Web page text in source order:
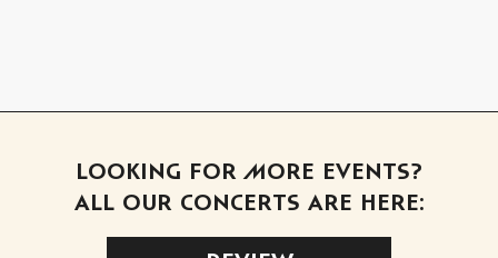
LOOKING FOR MORE EVENTS?
ALL OUR CONCERTS ARE HERE: